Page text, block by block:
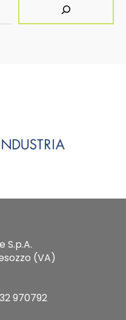
S.p.A.
(VA)
970792